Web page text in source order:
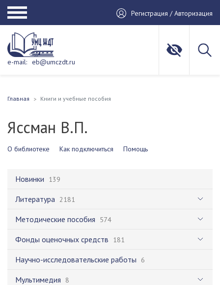
Регистрация / Авторизация
e-mail: eb@umczdt.ru
Главная Книги и учебные пособия
Яссман В.П.
О библиотеке Как подключиться Помощь
Новинки 139
Литература 2181
Методические пособия 574
Фонды оценочных средств 181
Научно-исследовательские работы 6
Мультимедия 8